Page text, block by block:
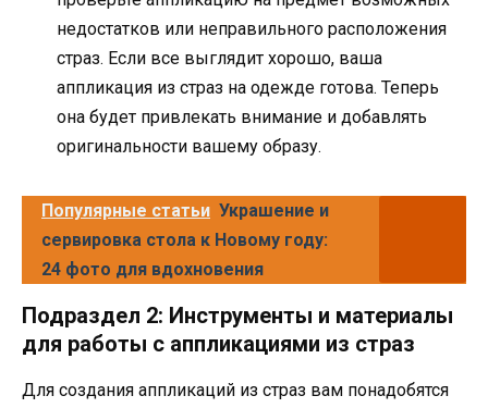
недостатков или неправильного расположения
страз. Если все выглядит хорошо, ваша
аппликация из страз на одежде готова. Теперь
она будет привлекать внимание и добавлять
оригинальности вашему образу.
Популярные статьи Украшение и
сервировка стола к Новому году:
24 фото для вдохновения
Подраздел 2: Инструменты и материалы
для работы с аппликациями из страз
Для создания аппликаций из страз вам понадобятся